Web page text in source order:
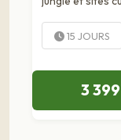
15 JOURS
3